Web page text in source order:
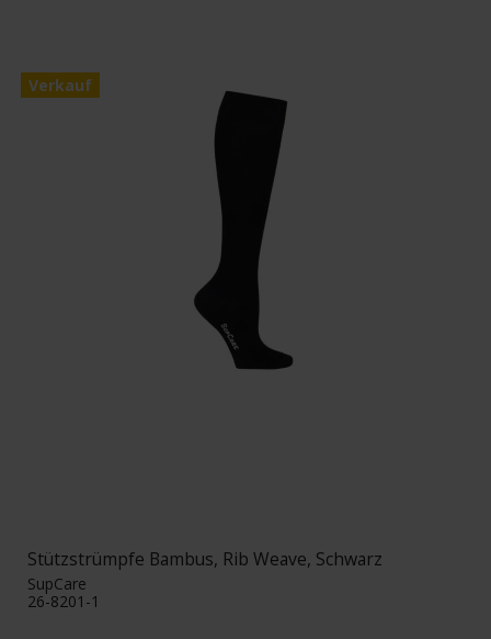
Verkauf
Stützstrümpfe Bambus, Rib Weave, Schwarz
SupCare
26-8201-1